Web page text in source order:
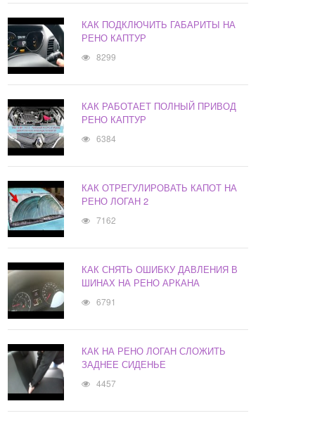
КАК ПОДКЛЮЧИТЬ ГАБАРИТЫ НА
РЕНО КАПТУР
8299
КАК РАБОТАЕТ ПОЛНЫЙ ПРИВОД
РЕНО КАПТУР
6384
КАК ОТРЕГУЛИРОВАТЬ КАПОТ НА
РЕНО ЛОГАН 2
7162
КАК СНЯТЬ ОШИБКУ ДАВЛЕНИЯ В
ШИНАХ НА РЕНО АРКАНА
6791
КАК НА РЕНО ЛОГАН СЛОЖИТЬ
ЗАДНЕЕ СИДЕНЬЕ
4457